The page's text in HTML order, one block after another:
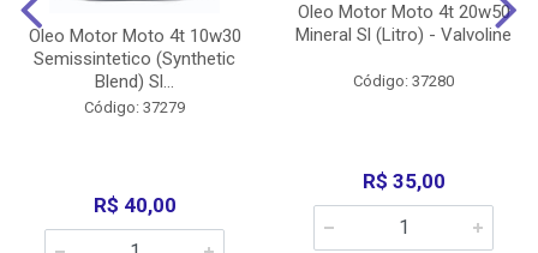
Oleo Motor Moto 4t 10w30
Semissintetico (Synthetic
Blend) Sl...
Código: 37279
R$ 40,00
Oleo Motor Moto 4t 20w50
Mineral Sl (Litro) - Valvoline
Código: 37280
R$ 35,00